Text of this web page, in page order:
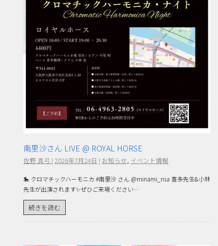
南里沙さん LIVE @ ROYAL HORSE
佐野 真弓 | 2026年7月24日 | お知らせ, イベント情報
🎠 クロマチックハーモニカ #南里沙 さん @minami_risa 喜多先生&小林
先生が出演されます✨ぜひご来場ください…
続きを読む